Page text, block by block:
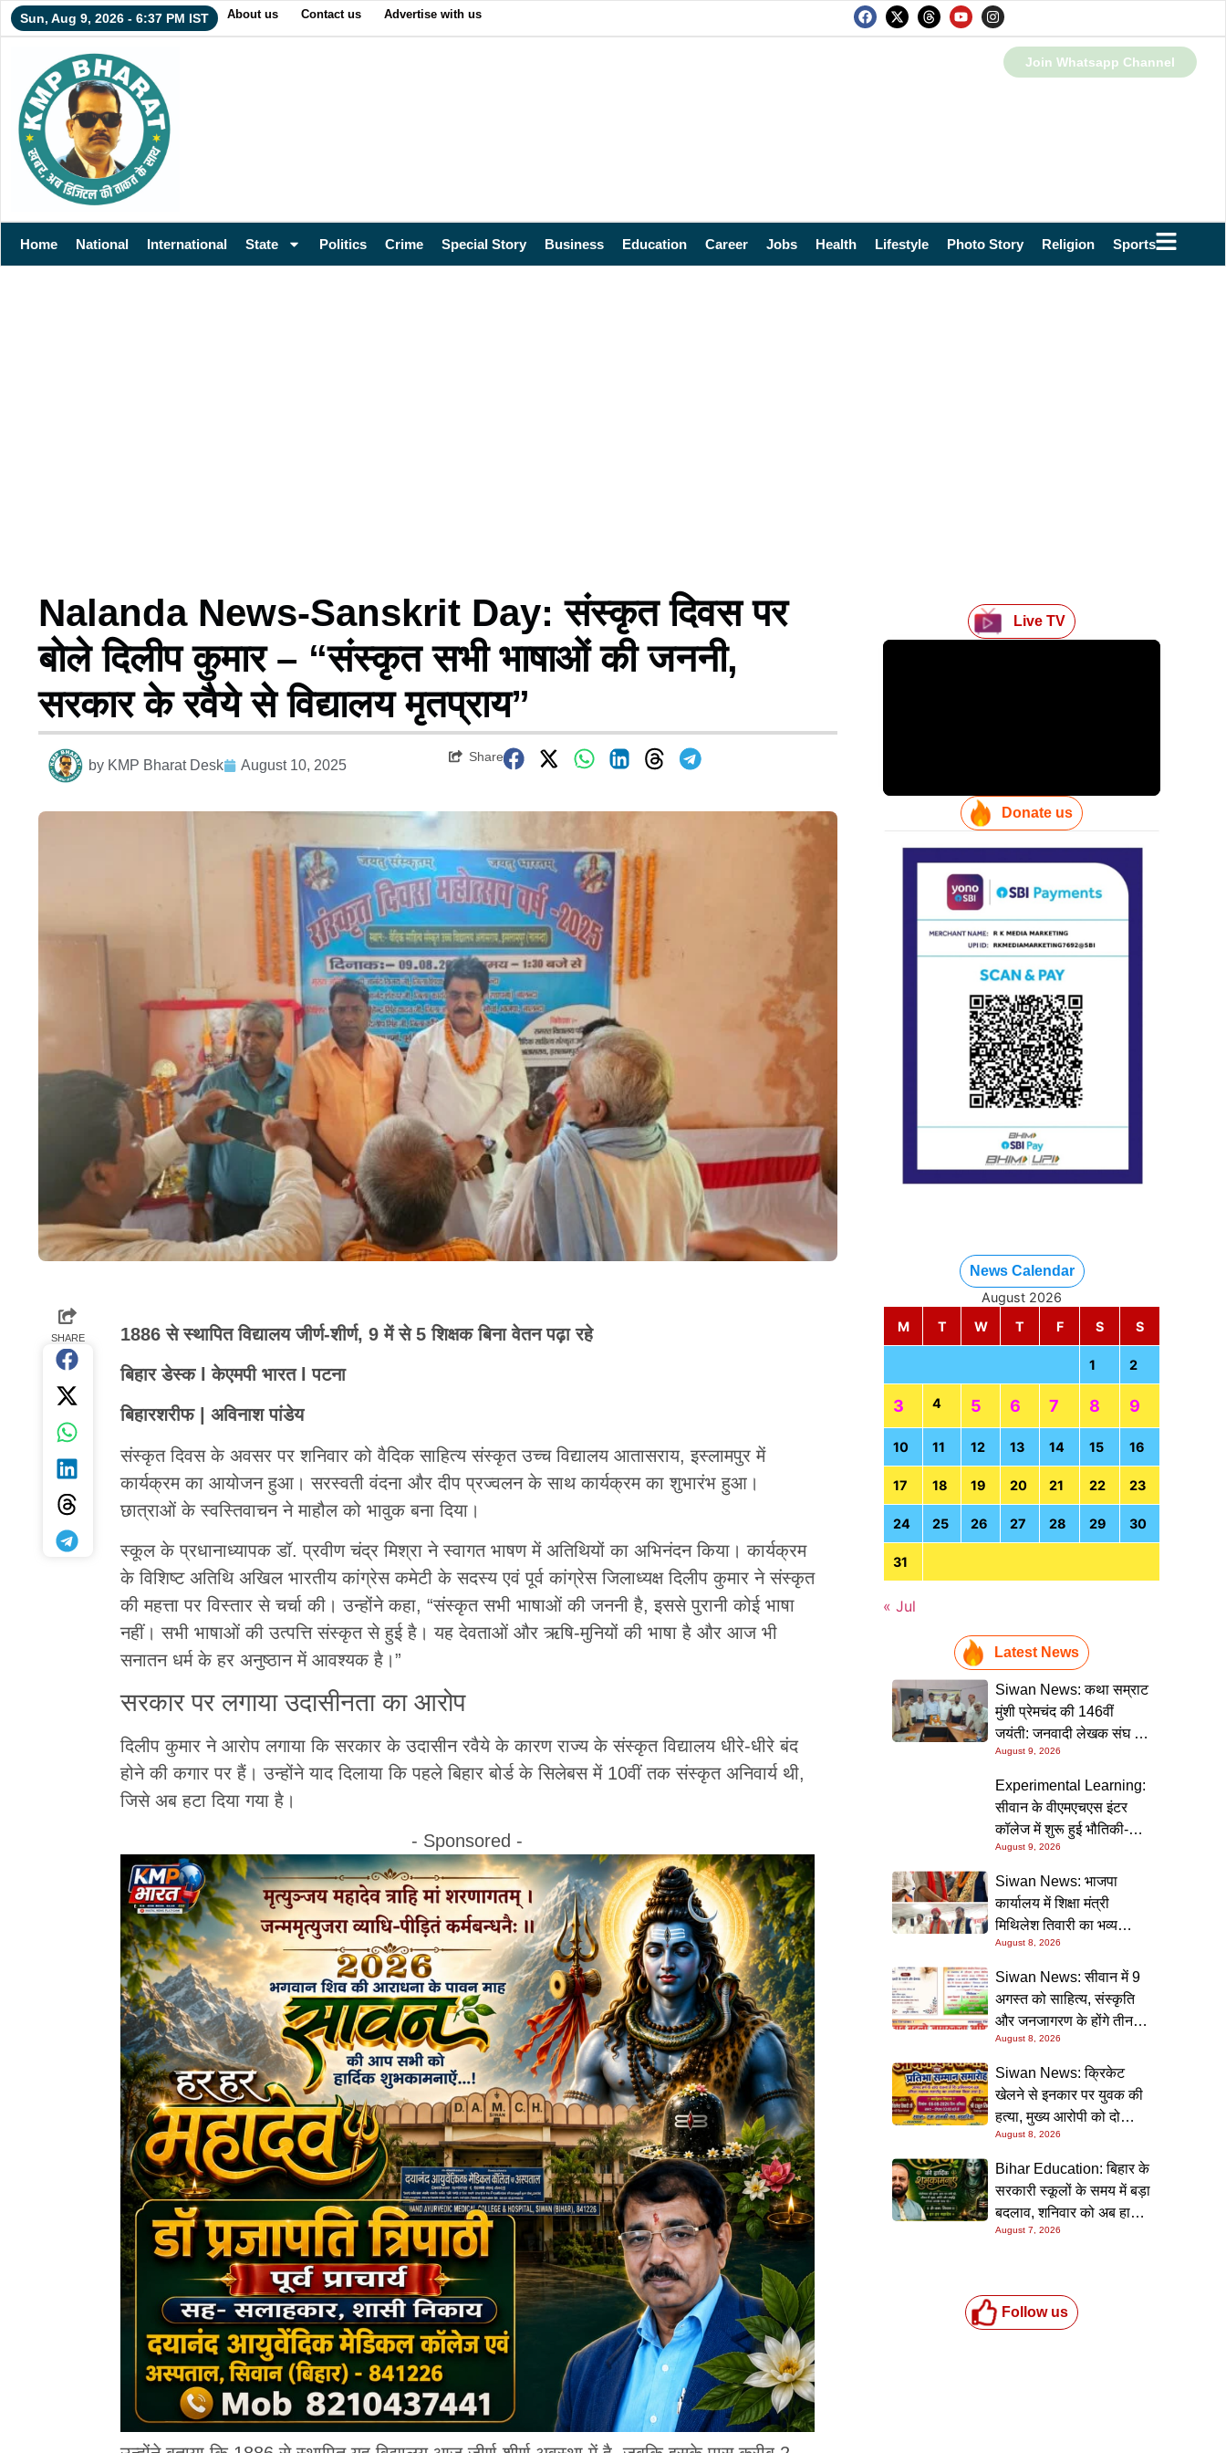
Sun, Aug 9, 2026 - 6:37 PM IST About us Contact us Advertise with us
Join Whatsapp Channel
Home National International State Politics Crime Special Story Business Education Career Jobs Health Lifestyle Photo Story Religion Sports
Nalanda News-Sanskrit Day: संस्कृत दिवस पर
बोले दिलीप कुमार – “संस्कृत सभी भाषाओं की जननी,
सरकार के रवैये से विद्यालय मृतप्राय”
by KMP Bharat Desk August 10, 2025
Share
SHARE 1886 से स्थापित विद्यालय जीर्ण-शीर्ण, 9 में से 5 शिक्षक बिना वेतन पढ़ा रहे
बिहार डेस्क l केएमपी भारत l पटना
बिहारशरीफ | अविनाश पांडेय
संस्कृत दिवस के अवसर पर शनिवार को वैदिक साहित्य संस्कृत उच्च विद्यालय आतासराय, इस्लामपुर में
कार्यक्रम का आयोजन हुआ। सरस्वती वंदना और दीप प्रज्वलन के साथ कार्यक्रम का शुभारंभ हुआ।
छात्राओं के स्वस्तिवाचन ने माहौल को भावुक बना दिया।
स्कूल के प्रधानाध्यापक डॉ. प्रवीण चंद्र मिश्रा ने स्वागत भाषण में अतिथियों का अभिनंदन किया। कार्यक्रम
के विशिष्ट अतिथि अखिल भारतीय कांग्रेस कमेटी के सदस्य एवं पूर्व कांग्रेस जिलाध्यक्ष दिलीप कुमार ने संस्कृत
की महत्ता पर विस्तार से चर्चा की। उन्होंने कहा, “संस्कृत सभी भाषाओं की जननी है, इससे पुरानी कोई भाषा
नहीं। सभी भाषाओं की उत्पत्ति संस्कृत से हुई है। यह देवताओं और ऋषि-मुनियों की भाषा है और आज भी
सनातन धर्म के हर अनुष्ठान में आवश्यक है।”
सरकार पर लगाया उदासीनता का आरोप
दिलीप कुमार ने आरोप लगाया कि सरकार के उदासीन रवैये के कारण राज्य के संस्कृत विद्यालय धीरे-धीरे बंद
होने की कगार पर हैं। उन्होंने याद दिलाया कि पहले बिहार बोर्ड के सिलेबस में 10वीं तक संस्कृत अनिवार्य थी,
जिसे अब हटा दिया गया है।
- Sponsored -
Live TV
Donate us
News Calendar
August 2026
M
T W T F S S
1 2
3 4 5 6 7 8 9
10 11 12 13 14 15 16
17 18 19 20 21 22 23
24 25 26 27 28 29 30
31
« Jul
Latest News
Siwan News: कथा सम्राट
मुंशी प्रेमचंद की 146वीं
जयंती: जनवादी लेखक संघ की
संगोष्ठी में वक्ताओं ने कहा-
मौजूदा दौर में प्रेमचंद की
रचनाएं और अधिक प्रासंगिक
August 9, 2026
Experimental Learning:
सीवान के वीएमएचएस इंटर
कॉलेज में शुरू हुई भौतिकी-
रसायन की आधुनिक
प्रयोगशालाएं
August 9, 2026
Siwan News: भाजपा
कार्यालय में शिक्षा मंत्री
मिथिलेश तिवारी का भव्य
स्वागत, बोले- कार्यकर्ता ही
पार्टी की सबसे बड़ी ताकत
August 8, 2026
Siwan News: सीवान में 9
अगस्त को साहित्य, संस्कृति
और जनजागरण के होंगे तीन
बड़े आयोजन
August 8, 2026
Siwan News: क्रिकेट
खेलने से इनकार पर युवक की
हत्या, मुख्य आरोपी को दो
धाराओं में उम्रकैद
August 8, 2026
Bihar Education: बिहार के
सरकारी स्कूलों के समय में बड़ा
बदलाव, शनिवार को अब हाफ
डे रहेगा विद्यालय
August 7, 2026
Follow us